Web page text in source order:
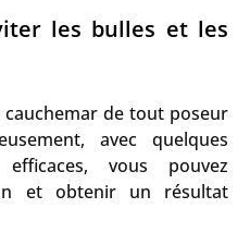
les bulles et les
cauchemar de tout poseur
avec quelques
vous pouvez
et obtenir un résultat